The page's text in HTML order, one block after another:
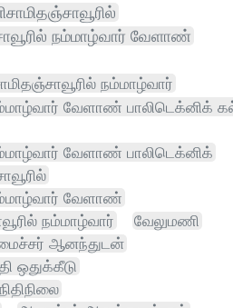
நம்மாழ்வார் வேளாண்
நம்மாழ்வார்
வேளாண் பாலிடெக்னிக்
வேளாண் பாலிடெக்னிக்
வேளாண்
நம்மாழ்வார்
வேலுமணி
ஆனந்துடன்
ஒதுக்கீடு